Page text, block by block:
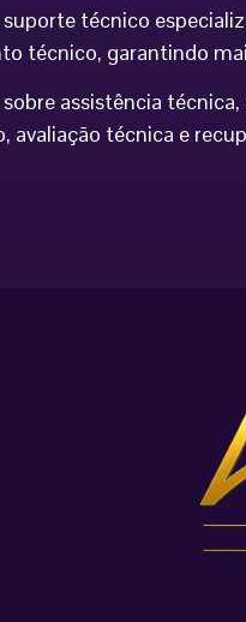
técnico
técnico, garantindo
assistência
avaliação técnica e